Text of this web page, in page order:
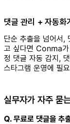
댓글 관리 + 자동화
단순 추출을 넘어서,
고 싶다면 Conma가
정 댓글 자동 감지,
스타그램 운영에 필
실무자가 자주 묻
Q. 무료로 댓글을 추